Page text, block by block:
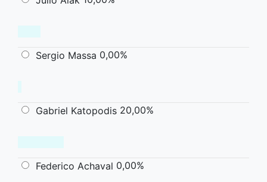
Sergio Massa 0,00%
Gabriel Katopodis 20,00%
Federico Achaval 0,00%